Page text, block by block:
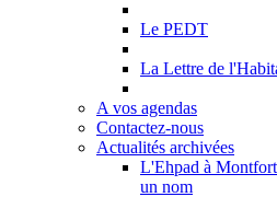
Le PEDT
La Lettre de
A vos agendas
Contactez-nous
Actualités archivées
L'Ehpad à Montfort
un nom